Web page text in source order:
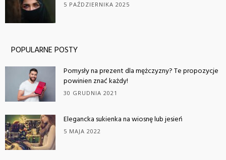
5 PAŹDZIERNIKA 2025
POPULARNE POSTY
Pomysły na prezent dla mężczyzny? Te propozycje
powinien znać każdy!
30 GRUDNIA 2021
Elegancka sukienka na wiosnę lub jesień
5 MAJA 2022